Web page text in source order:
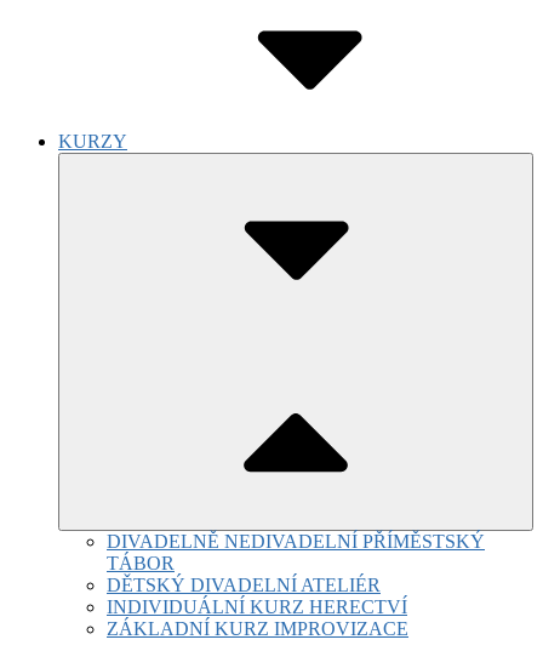
KURZY
DIVADELNĚ NEDIVADELNÍ PŘÍMĚSTSKÝ
TÁBOR
DĚTSKÝ DIVADELNÍ ATELIÉR
INDIVIDUÁLNÍ KURZ HERECTVÍ
ZÁKLADNÍ KURZ IMPROVIZACE